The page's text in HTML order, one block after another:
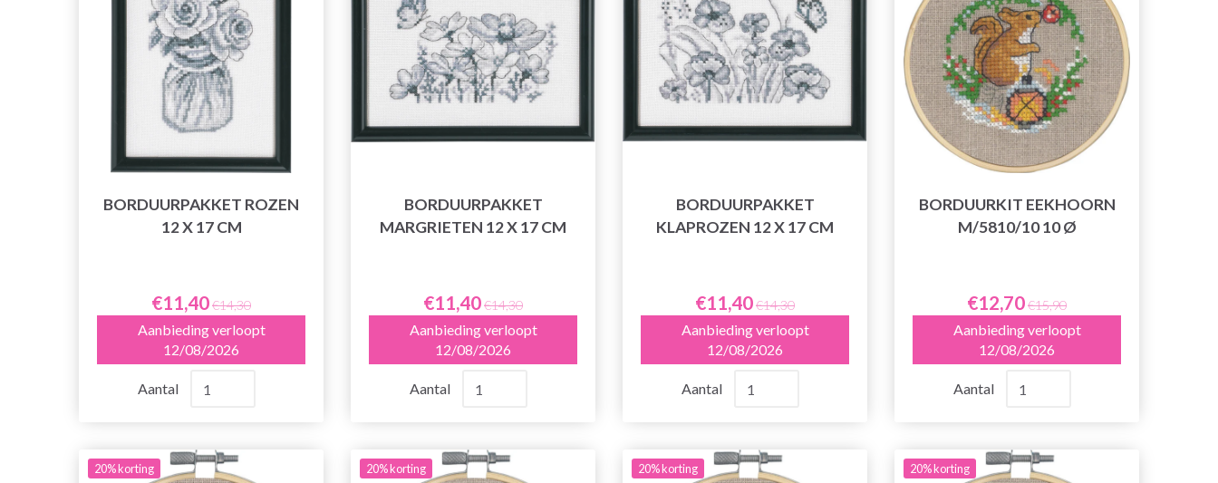
BORDUURPAKKET ROZEN
12 X 17 CM
€11,40€14,30
Aanbieding verloopt
12/08/2026
Aantal
BORDUURPAKKET
MARGRIETEN 12 X 17 CM
€11,40€14,30
Aanbieding verloopt
12/08/2026
Aantal
BORDUURPAKKET
KLAPROZEN 12 X 17 CM
€11,40€14,30
Aanbieding verloopt
12/08/2026
Aantal
BORDUURKIT EEKHOORN
M/5810/10 10 Ø
€12,70€15,90
Aanbieding verloopt
12/08/2026
Aantal
20% korting 20% korting 20% korting 20% korting